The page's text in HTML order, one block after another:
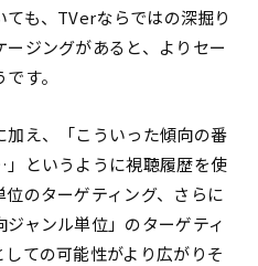
も、TVerならではの深掘り
ジングがあると、よりセー
す。
加え、「こういった傾向の番
というように視聴履歴を使
のターゲティング、さらに
ャンル単位」のターゲティ
ての可能性がより広がりそ